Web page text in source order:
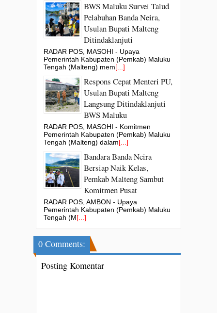
BWS Maluku Survei Talud
Pelabuhan Banda Neira,
Usulan Bupati Malteng
Ditindaklanjuti
RADAR POS, MASOHI - Upaya
Pemerintah Kabupaten (Pemkab) Maluku
Tengah (Malteng) mem[...]
Respons Cepat Menteri PU,
Usulan Bupati Malteng
Langsung Ditindaklanjuti
BWS Maluku
RADAR POS, MASOHI - Komitmen
Pemerintah Kabupaten (Pemkab) Maluku
Tengah (Malteng) dalam[...]
Bandara Banda Neira
Bersiap Naik Kelas,
Pemkab Malteng Sambut
Komitmen Pusat
RADAR POS, AMBON - Upaya
Pemerintah Kabupaten (Pemkab) Maluku
Tengah (M[...]
0 Comments:
Posting Komentar